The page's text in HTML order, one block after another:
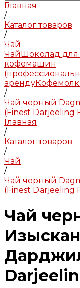
Главная
/
Каталог товаров
/
Чай
ЧайШоколад
кофемашин
аренду
/
Чай черный
(Finest Darjeeling
Главная
/
Каталог товаров
/
Чай
/
Чай черный
(Finest Darjeeling
Чай